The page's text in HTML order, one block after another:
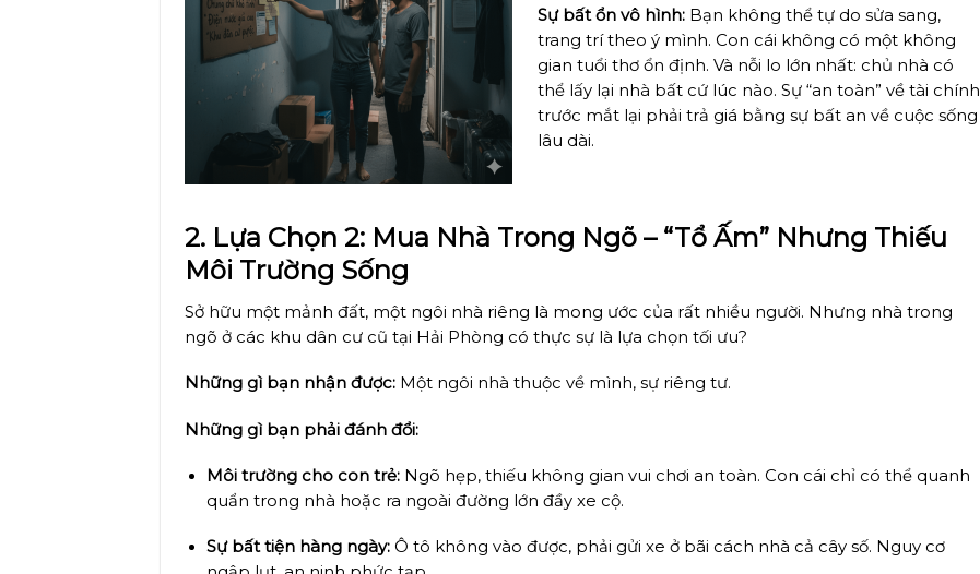
Sự bất ổn vô hình:Bạn không thể tự do sửa sang,
trang trí theo ý mình. Con cái không có một không
gian tuổi thơ ổn định. Và nỗi lo lớn nhất: chủ nhà có
thể lấy lại nhà bất cứ lúc nào. Sự “an toàn” về tài chính
trước mắt lại phải trả giá bằng sự bất an về cuộc sống
lâu dài.
2. Lựa Chọn 2: Mua Nhà Trong Ngõ – “Tổ Ấm” Nhưng Thiếu
Môi Trường Sống
Sở hữu một mảnh đất, một ngôi nhà riêng là mong ước của rất nhiều người. Nhưng nhà trong
ngõ ở các khu dân cư cũ tại Hải Phòng có thực sự là lựa chọn tối ưu?
Những gì bạn nhận được: Một ngôi nhà thuộc về mình, sự riêng tư.
Những gì bạn phải đánh đổi:
Môi trường cho con trẻ:Ngõ hẹp, thiếu không gian vui chơi an toàn. Con cái chỉ có thể quanh
quẩn trong nhà hoặc ra ngoài đường lớn đầy xe cộ.
Sự bất tiện hàng ngày:Ô tô không vào được, phải gửi xe ở bãi cách nhà cả cây số. Nguy cơ